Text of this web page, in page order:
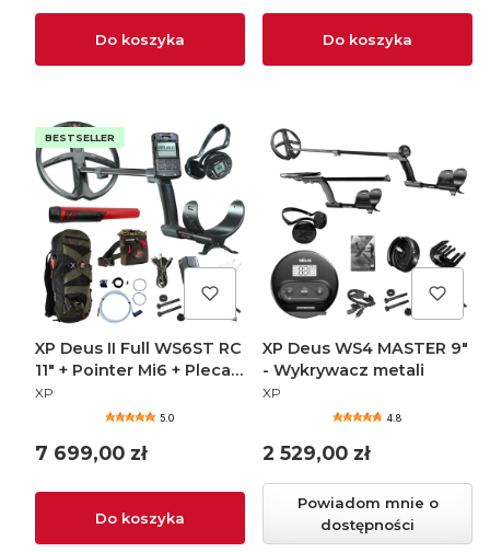
Do koszyka Do koszyka
BESTSELLER
XP Deus II Full WS6ST RC
11" + Pointer Mi6 + Plecak
+ Torba - Wykrywacz
PRODUCENT
XP
5.0
Cena
7 699,00 zł
Do koszyka
XP Deus WS4 MASTER 9"
- Wykrywacz metali
PRODUCENT
XP
4.8
Cena
2 529,00 zł
Powiadom mnie o
dostępności